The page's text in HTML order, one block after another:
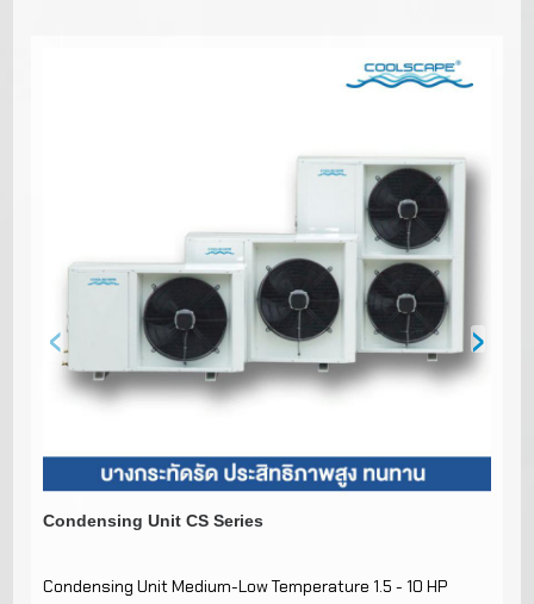
Condensing Unit CS Series
Condensing Unit Medium-Low Temperature 1.5 - 10 HP
‹ ›